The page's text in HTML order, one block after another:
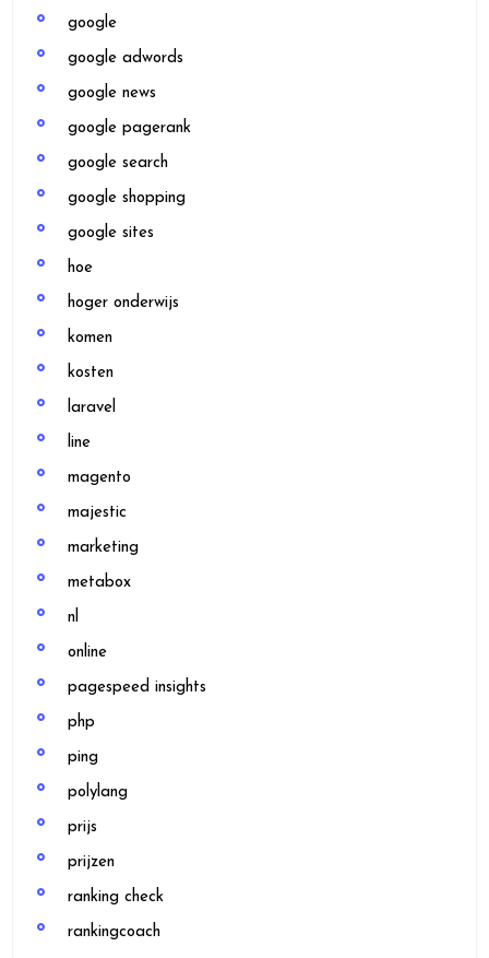
google
google adwords
google news
google pagerank
google search
google shopping
google sites
hoe
hoger onderwijs
komen
kosten
laravel
line
magento
majestic
marketing
metabox
nl
online
pagespeed insights
php
ping
polylang
prijs
prijzen
ranking check
rankingcoach